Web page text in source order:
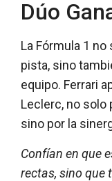
Dúo
La Fórmula 1
pista, sino
equipo. Ferrari
Leclerc, no solo
sino por la
Confían en que
rectas, sino que